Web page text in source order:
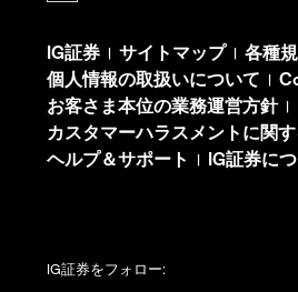
IG証券 | サイトマップ| 各種
個人情報の取扱いについて |
お客さま本位の業務運営方針|
カスタマーハラスメントに関
ヘルプ＆サポート | IG証券に
IG証券をフォロー: